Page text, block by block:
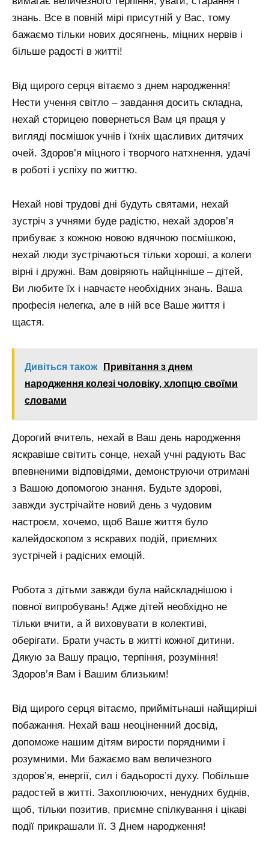
знань. Все в повній мірі присутній у Вас, тому
бажаємо тільки нових досягнень, міцних нервів і
більше радості в житті!
Від щирого серця вітаємо з днем ​​народження!
Нести учення світло – завдання досить складна,
нехай сторицею повернеться Вам ця праця у
вигляді посмішок учнів і їхніх щасливих дитячих
очей. Здоров’я міцного і творчого натхнення, удачі
в роботі і успіху по життю.
Нехай нові трудові дні будуть святами, нехай
зустріч з учнями буде радістю, нехай здоров’я
прибуває з кожною новою вдячною посмішкою,
нехай люди зустрічаються тільки хороші, а колеги
вірні і дружні. Вам довіряють найцінніше – дітей,
Ви любите їх і навчаєте необхідних знань. Ваша
професія нелегка, але в ній все Ваше життя і
щастя.
Дивіться також
Привітання з днем
народження колезі чоловіку, хлопцю своїми
словами
Дорогий вчитель, нехай в Ваш день народження
яскравіше світить сонце, нехай учні радують Вас
впевненими відповідями, демонструючи отримані
з Вашою допомогою знання. Будьте здорові,
завжди зустрічайте новий день з чудовим
настроєм, хочемо, щоб Ваше життя було
калейдоскопом з яскравих подій, приємних
зустрічей і радісних емоцій.
Робота з дітьми завжди була найскладнішою і
повної випробувань! Адже дітей необхідно не
тільки вчити, а й виховувати в колективі,
оберігати. Брати участь в житті кожної дитини.
Дякую за Вашу працю, терпіння, розуміння!
Здоров’я Вам і Вашим близьким!
Від щирого серця вітаємо, приймітьнаші найщиріші
побажання. Нехай ваш неоціненний досвід,
допоможе нашим дітям вирости порядними і
розумними. Ми бажаємо вам величезного
здоров’я, енергії, сил і бадьорості духу. Побільше
радостей в житті. Захоплюючих, ненудних буднів,
щоб, тільки позитив, приємне спілкування і цікаві
події прикрашали її. З Днем народження!